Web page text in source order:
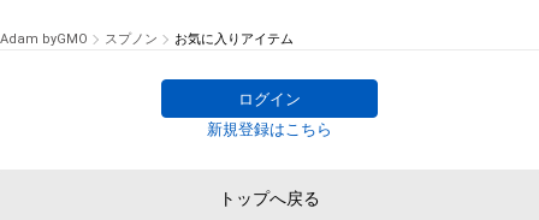
Adam byGMO スプノン お気に入りアイテム
ログイン
新規登録はこちら
トップへ戻る